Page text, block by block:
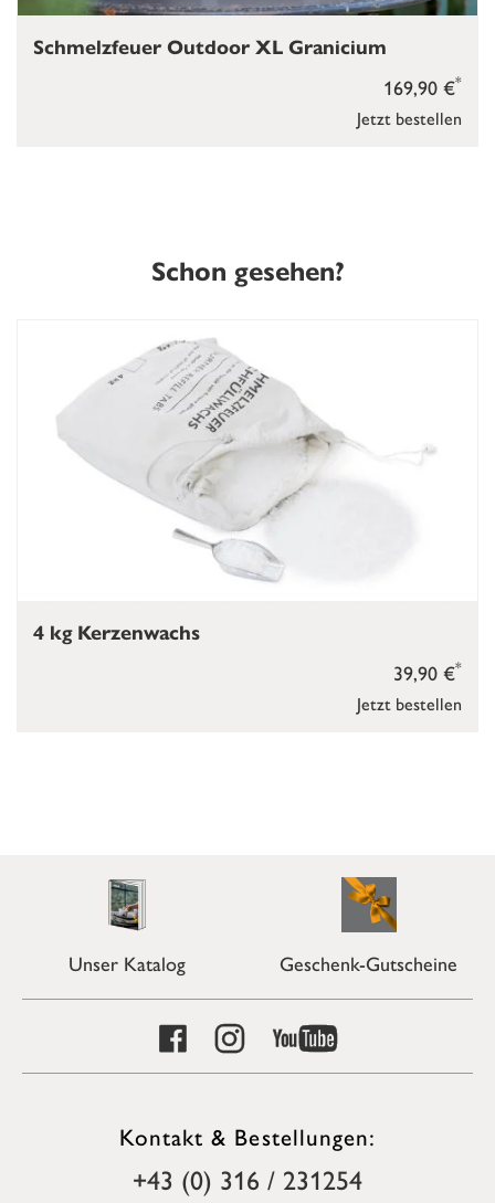
Jetzt bestellen
169,90 €*
Schmelzfeuer Outdoor XL Granicium
Schon gesehen?
Jetzt bestellen
39,90 €*
4 kg Kerzenwachs
Unser Katalog Geschenk-Gutscheine
Kontakt & Bestellungen:
+43 (0) 316 / 231254